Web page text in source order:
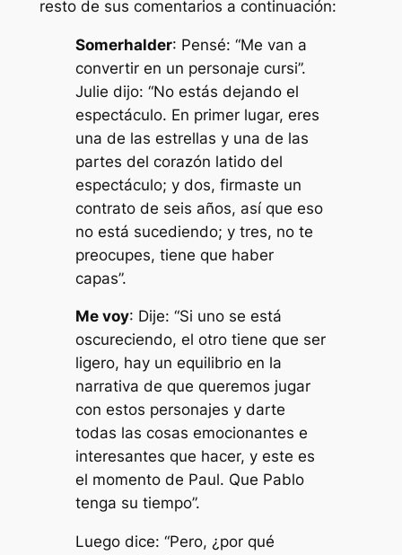
resto de sus comentarios a continuación:
Somerhalder: Pensé: “Me van a
convertir en un personaje cursi”.
Julie dijo: “No estás dejando el
espectáculo. En primer lugar, eres
una de las estrellas y una de las
partes del corazón latido del
espectáculo; y dos, firmaste un
contrato de seis años, así que eso
no está sucediendo; y tres, no te
preocupes, tiene que haber
capas”.
Me voy: Dije: “Si uno se está
oscureciendo, el otro tiene que ser
ligero, hay un equilibrio en la
narrativa de que queremos jugar
con estos personajes y darte
todas las cosas emocionantes e
interesantes que hacer, y este es
el momento de Paul. Que Pablo
tenga su tiempo”.
Luego dice: “Pero, ¿por qué